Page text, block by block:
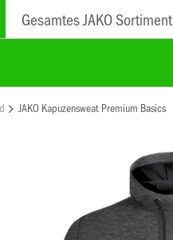
Gesamtes JAKO Sortiment
JAKO Kapuzensweat Premium Basics